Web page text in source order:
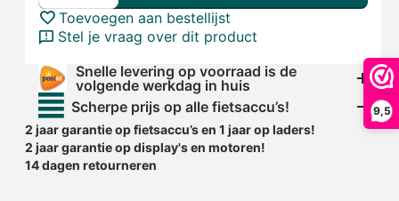
9,5
Toevoegen aan bestellijst
Stel je vraag over dit product
Snelle levering op voorraad is de
volgende werkdag in huis
Scherpe prijs op alle fietsaccu’s!
2 jaar garantie op fietsaccu’s en 1 jaar op laders!
2 jaar garantie op display's en motoren!
14 dagen retourneren